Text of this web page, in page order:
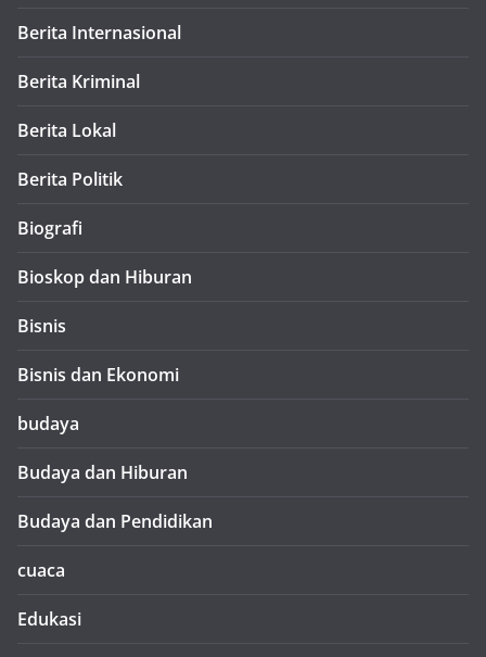
Berita Internasional
Berita Kriminal
Berita Lokal
Berita Politik
Biografi
Bioskop dan Hiburan
Bisnis
Bisnis dan Ekonomi
budaya
Budaya dan Hiburan
Budaya dan Pendidikan
cuaca
Edukasi